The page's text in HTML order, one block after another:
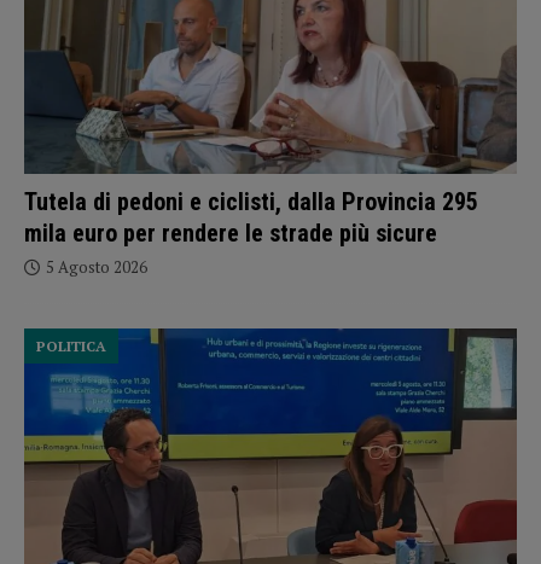
Tutela di pedoni e ciclisti, dalla Provincia 295
mila euro per rendere le strade più sicure
5 Agosto 2026
POLITICA